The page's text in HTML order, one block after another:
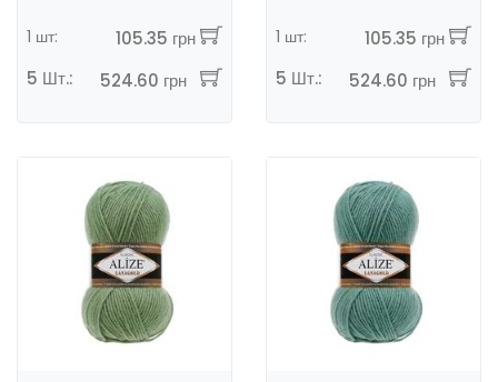
1 шт:
105.35 грн
5 Шт.:
524.60 грн
1 шт:
105.35 грн
5 Шт.:
524.60 грн